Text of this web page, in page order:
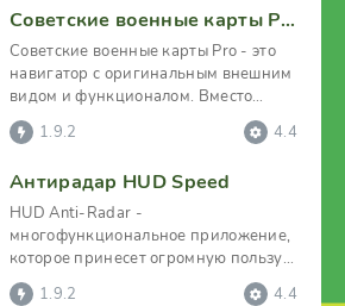
Советские военные карты PRO
Советские военные карты Pro - это
навигатор с оригинальным внешним
видом и функционалом. Вместо
привычных карт в нем
1.9.2 4.4
Антирадар HUD Speed
HUD Anti-Radar -
многофункциональное приложение,
которое принесет огромную пользу
автовладельцам, минимизируя риск
1.9.2 4.4